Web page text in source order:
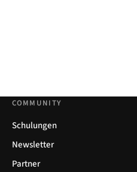
COMMUNITY
Schulungen
Newsletter
Partner